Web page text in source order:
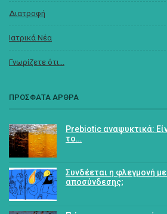
Διατροφή
Ιατρικά Νέα
Γνωρίζετε ότι...
ΠΡΟΣΦΑΤΑ ΑΡΘΡΑ
Prebiotic αναψυκτικά:
το…
Συνδέεται η φλεγμονή με
αποσύνδεσης;